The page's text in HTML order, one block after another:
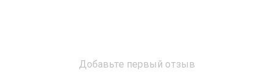
Добавьте первый отзыв